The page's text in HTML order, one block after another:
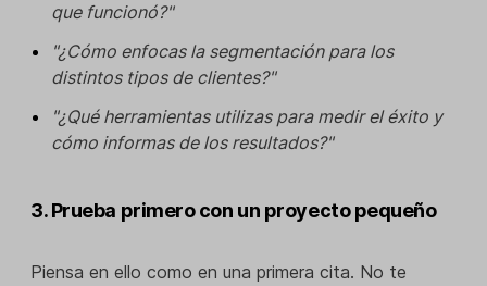
que funcionó?"
"¿Cómo enfocas la segmentación para los
distintos tipos de clientes?"
"¿Qué herramientas utilizas para medir el éxito y
cómo informas de los resultados?"
3. Prueba primero con un proyecto pequeño
Piensa en ello como en una primera cita. No te